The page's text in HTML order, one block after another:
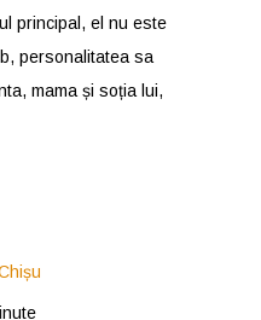
principal, el nu este
personalitatea sa
mama și soția lui,